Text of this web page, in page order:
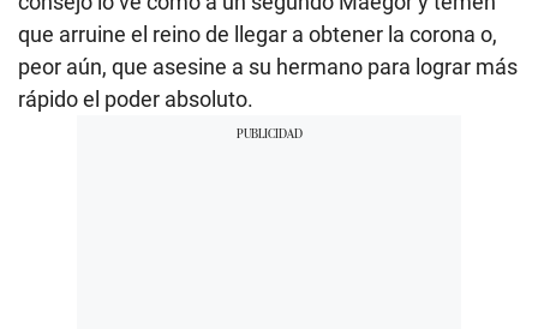
que arruine el reino de llegar a obtener la corona o,
peor aún, que asesine a su hermano para lograr más
rápido el poder absoluto.